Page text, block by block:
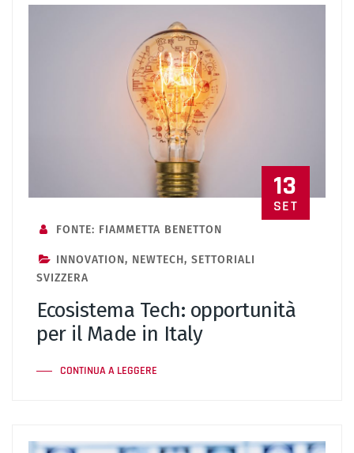
13
SET
FONTE: FIAMMETTA BENETTON
INNOVATION, NEWTECH, SETTORIALI
SVIZZERA
Ecosistema Tech: opportunità
per il Made in Italy
CONTINUA A LEGGERE